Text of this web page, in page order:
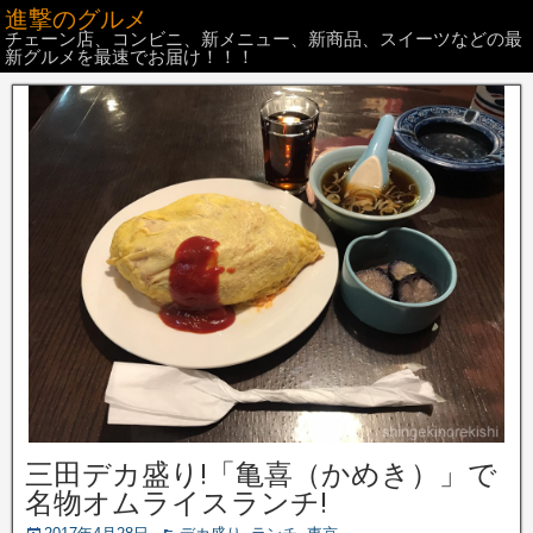
進撃のグルメ
チェーン店、コンビニ、新メニュー、新商品、スイーツなどの最
新グルメを最速でお届け！！！
三田デカ盛り!「亀喜（かめき）」で
名物オムライスランチ!